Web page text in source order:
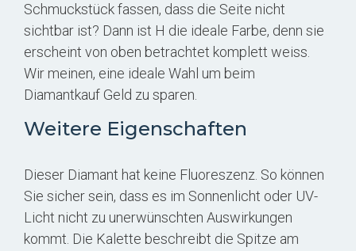
Schmuckstück fassen, dass die Seite nicht
sichtbar ist? Dann ist H die ideale Farbe, denn sie
erscheint von oben betrachtet komplett weiss.
Wir meinen, eine ideale Wahl um beim
Diamantkauf Geld zu sparen.
Weitere Eigenschaften
Dieser Diamant hat keine Fluoreszenz. So können
Sie sicher sein, dass es im Sonnenlicht oder UV-
Licht nicht zu unerwünschten Auswirkungen
kommt. Die Kalette beschreibt die Spitze am